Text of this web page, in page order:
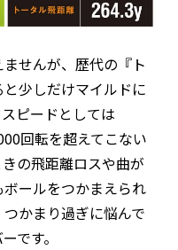
せんが、歴代の『ト
少しだけマイルドに
ピードとしては
回転を超えてこない
の飛距離ロスや曲が
ールをつかまえられ
かまり過ぎに悩んで
です。